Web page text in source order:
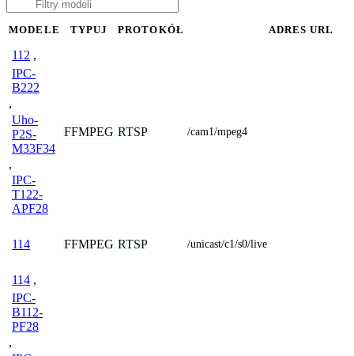
MODELE TYPUJ PROTOKÓŁ ADRES URL
112 ,
IPC-
B222
,
Uho-
P2S-
M33F34
,
IPC-
T122-
APF28
FFMPEG RTSP /cam1/mpeg4
114 FFMPEG RTSP /unicast/c1/s0/live
114 ,
IPC-
B112-
PF28
,